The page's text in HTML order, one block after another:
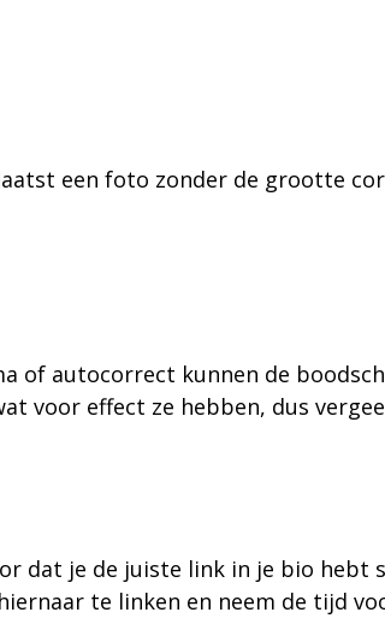
een foto zonder de grootte
of autocorrect kunnen de
voor effect ze hebben, dus
dat je de juiste link in je bio hebt
te linken en neem de tijd